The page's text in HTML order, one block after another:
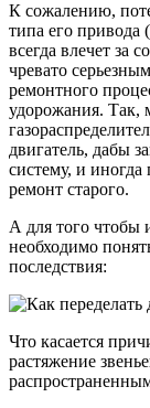
К сожалению,
типа его привода
всегда влечет за
чревато
ремонтного
удорожания. Так,
двигатель, дабы
систему, и
ремонт старого.
А для того чтобы
необходимо
последствия:
Что касается
растяжение